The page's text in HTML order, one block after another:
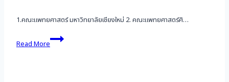
1.คณะแพทยศาสตร์ มหาวิทยาลัยเชียงใหม่ 2. คณะแพทยศาสตร์ศิ…
Read More
171th
Interinstitute